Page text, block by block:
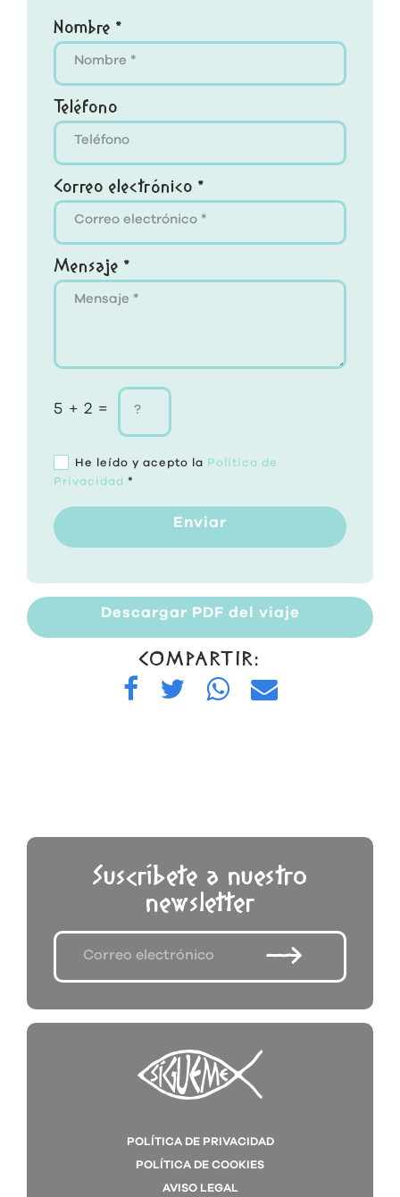
Nombre *
Teléfono
Correo electrónico *
Mensaje *
5 + 2 =
He leído y acepto la Política de
Privacidad *
Enviar
Descargar PDF del viaje
COMPARTIR:
Suscríbete a nuestro
newsletter
POLÍTICA DE PRIVACIDAD
POLÍTICA DE COOKIES
AVISO LEGAL